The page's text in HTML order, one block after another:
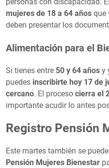
mujeres de 18 a 64 años que
deben presentar los
Alimentación para el
Si tienes entre 50 y 64 años y
puedes inscribirte hoy 17 de
cercano. El proceso cierra el
importante acudir lo antes
Registro Pensión
Este martes también se
Pensión Mujeres Bienestar